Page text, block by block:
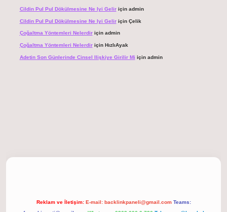
Cildin Pul Pul Dökülmesine Ne Iyi Geliriçin admin
Cildin Pul Pul Dökülmesine Ne Iyi Geliriçin Çelik
Çoğaltma Yöntemleri Nelerdiriçin admin
Çoğaltma Yöntemleri Nelerdiriçin HızlıAyak
Adetin Son Günlerinde Cinsel Ilişkiye Girilir Mi için admin
Reklam ve İletişim: E-mail: backlinkpaneli@gmail.com Teams: